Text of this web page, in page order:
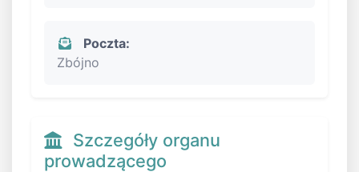
Poczta:
Zbójno
Szczegóły organu
prowadzącego